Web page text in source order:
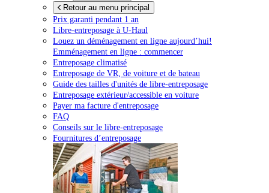
Retour au menu principal
Prix garanti pendant 1 an
Libre-entreposage à U-Haul
Louez un déménagement en ligne aujourd’hui!
Emménagement en ligne : commencer
Entreposage climatisé
Entreposage de VR, de voiture et de bateau
Guide des tailles d'unités de libre-entreposage
Entreposage extérieur/accessible en voiture
Payer ma facture d'entreposage
FAQ
Conseils sur le libre-entreposage
Fournitures d’entreposage